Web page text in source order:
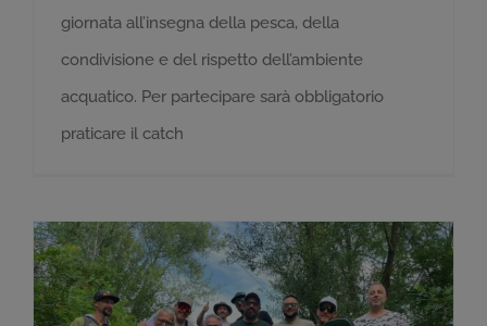
giornata all’insegna della pesca, della
condivisione e del rispetto dell’ambiente
acquatico. Per partecipare sarà obbligatorio
praticare il catch